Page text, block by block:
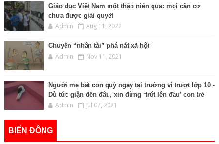
Giáo dục Việt Nam một thập niên qua: mọi căn cơ
chưa được giải quyết
Admin Aug 11, 2022
Chuyện “nhân tài” phá nát xã hội
Admin Nov 11, 2021
Người mẹ bắt con quỳ ngay tại trường vì trượt lớp 10 -
Dù tức giận đến đâu, xin đừng ‘trút lên đầu’ con trẻ
Admin Jul 07, 2021
BIỂN ĐÔNG